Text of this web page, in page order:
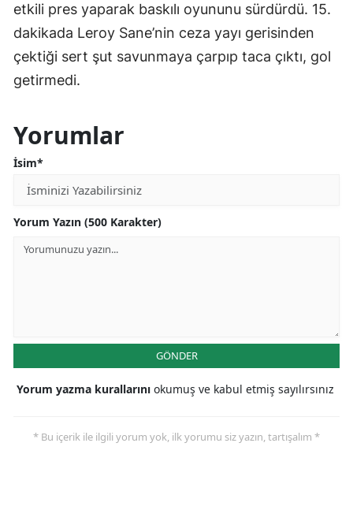
etkili pres yaparak baskılı oyununu sürdürdü. 15.
dakikada Leroy Sane’nin ceza yayı gerisinden
çektiği sert şut savunmaya çarpıp taca çıktı, gol
getirmedi.
Yorumlar
İsim*
Yorum Yazın (500 Karakter)
GÖNDER
Yorum yazma kurallarını okumuş ve kabul etmiş sayılırsınız
* Bu içerik ile ilgili yorum yok, ilk yorumu siz yazın, tartışalım *